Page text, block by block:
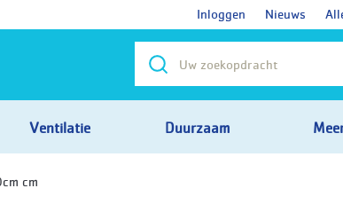
Inloggen Nieuws
Ventilatie Duurzaam
cm